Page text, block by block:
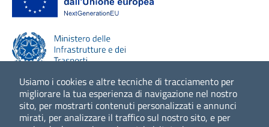
Usiamo i cookies e altre tecniche di tracciamento per
migliorare la tua esperienza di navigazione nel nostro
sito, per mostrarti contenuti personalizzati e annunci
mirati, per analizzare il traffico sul nostro sito, e per
Scopri di più